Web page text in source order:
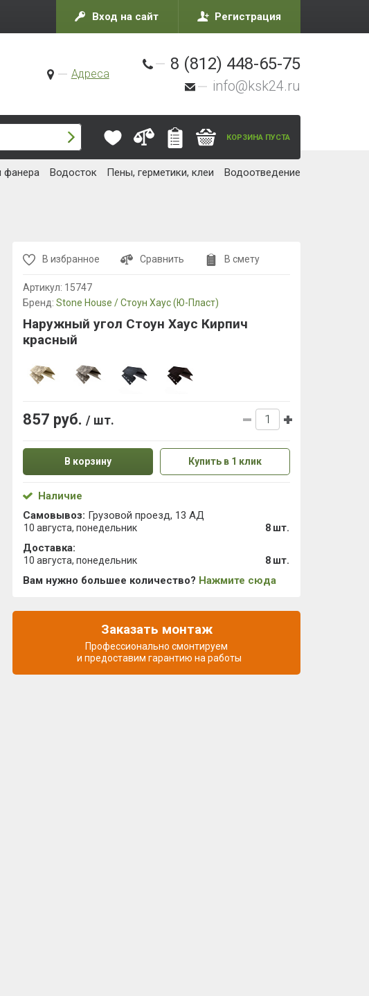
Вход на сайт Регистрация
Адреса
8 (812) 448-65-75
info@ksk24.ru
КОРЗИНА ПУСТА
фанера Водосток Пены, герметики, клеи Водоотведение
В избранное Сравнить В смету
Артикул: 15747
Бренд: Stone House / Стоун Хаус (Ю-Пласт)
Наружный угол Стоун Хаус Кирпич
красный
857 руб. / шт.
В корзину Купить в 1 клик
Наличие
Самовывоз: Грузовой проезд, 13 АД
10 августа, понедельник 8 шт.
Доставка:
10 августа, понедельник 8 шт.
Вам нужно большее количество? Нажмите сюда
Заказать монтаж
Профессионально смонтируем
и предоставим гарантию на работы